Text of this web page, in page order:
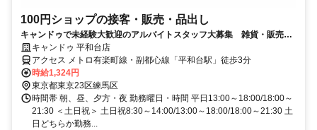
100円ショップの接客・販売・品出し
キャンドゥで未経験大歓迎のアルバイトスタッフ大募集 雑貨・販売・
接客好きの方にオススメ！
キャンドゥ 平和台店
アクセス メトロ有楽町線・副都心線「平和台駅」徒歩3分
時給1,324円
東京都東京23区練馬区
時間帯 朝、昼、夕方・夜 勤務曜日・時間 平日13:00～18:00/18:00～
21:30 ＜土日祝＞ 土日祝8:30～14:00/13:00～18:00/18:00～21:30 土
日どちらか勤務...